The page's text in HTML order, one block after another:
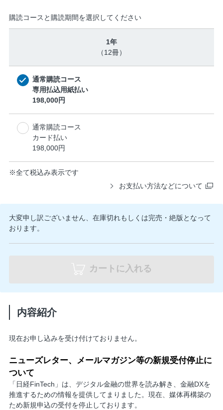
購読コースと購読期間を選択してください
1年
（12冊）
通常購読コース
専用払込用紙払い
198,000円
通常購読コース
カード払い
198,000円
※全て税込み表示です
お支払い方法などについて
大変申し訳ございません、在庫切れもしくは完売・絶版となって
おります。
カートに入れる
内容紹介
現在お申し込みを受け付けておりません。
ニューズレター、メールマガジン等の新規受付停止に
ついて
「日経FinTech」は、デジタル金融の世界を読み解き、金融DXを
推進するための情報を提供してまりました。現在、媒体再構築の
ため新規申込の受付を停止しております。